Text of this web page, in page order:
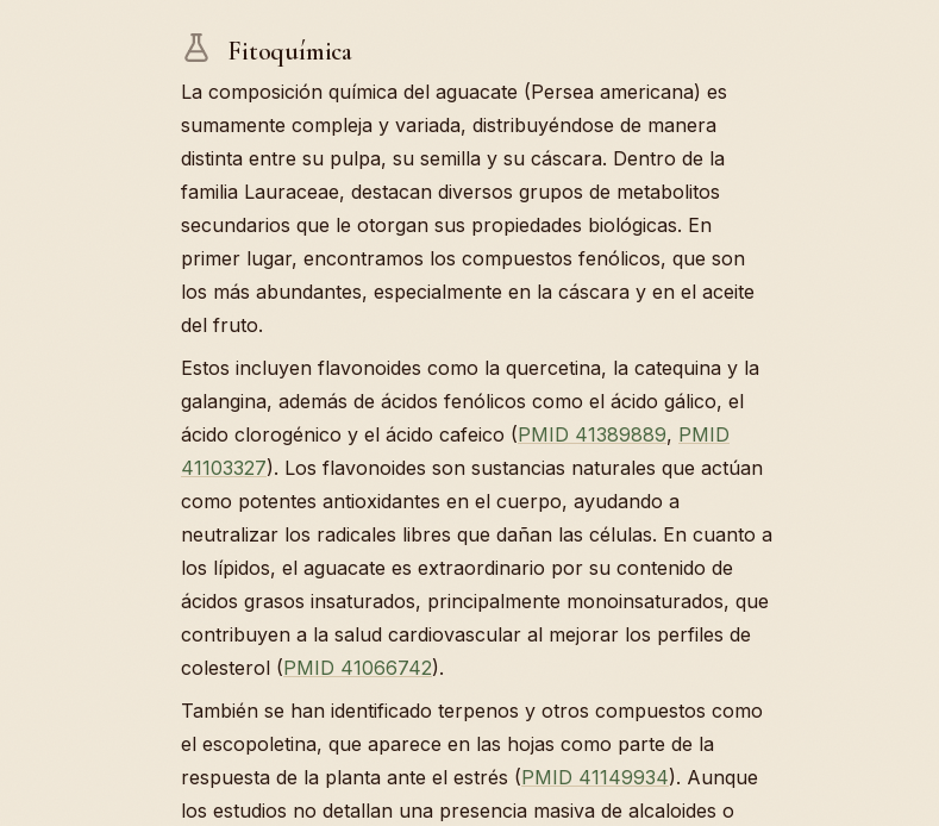
Fitoquímica
La composición química del aguacate (Persea americana) es
sumamente compleja y variada, distribuyéndose de manera
distinta entre su pulpa, su semilla y su cáscara. Dentro de la
familia Lauraceae, destacan diversos grupos de metabolitos
secundarios que le otorgan sus propiedades biológicas. En
primer lugar, encontramos los compuestos fenólicos, que son
los más abundantes, especialmente en la cáscara y en el aceite
del fruto.
Estos incluyen flavonoides como la quercetina, la catequina y la
galangina, además de ácidos fenólicos como el ácido gálico, el
ácido clorogénico y el ácido cafeico (PMID 41389889, PMID
41103327). Los flavonoides son sustancias naturales que actúan
como potentes antioxidantes en el cuerpo, ayudando a
neutralizar los radicales libres que dañan las células. En cuanto a
los lípidos, el aguacate es extraordinario por su contenido de
ácidos grasos insaturados, principalmente monoinsaturados, que
contribuyen a la salud cardiovascular al mejorar los perfiles de
colesterol (PMID 41066742).
También se han identificado terpenos y otros compuestos como
el escopoletina, que aparece en las hojas como parte de la
respuesta de la planta ante el estrés (PMID 41149934). Aunque
los estudios no detallan una presencia masiva de alcaloides o